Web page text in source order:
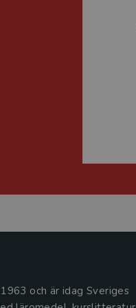
och är idag Sveriges